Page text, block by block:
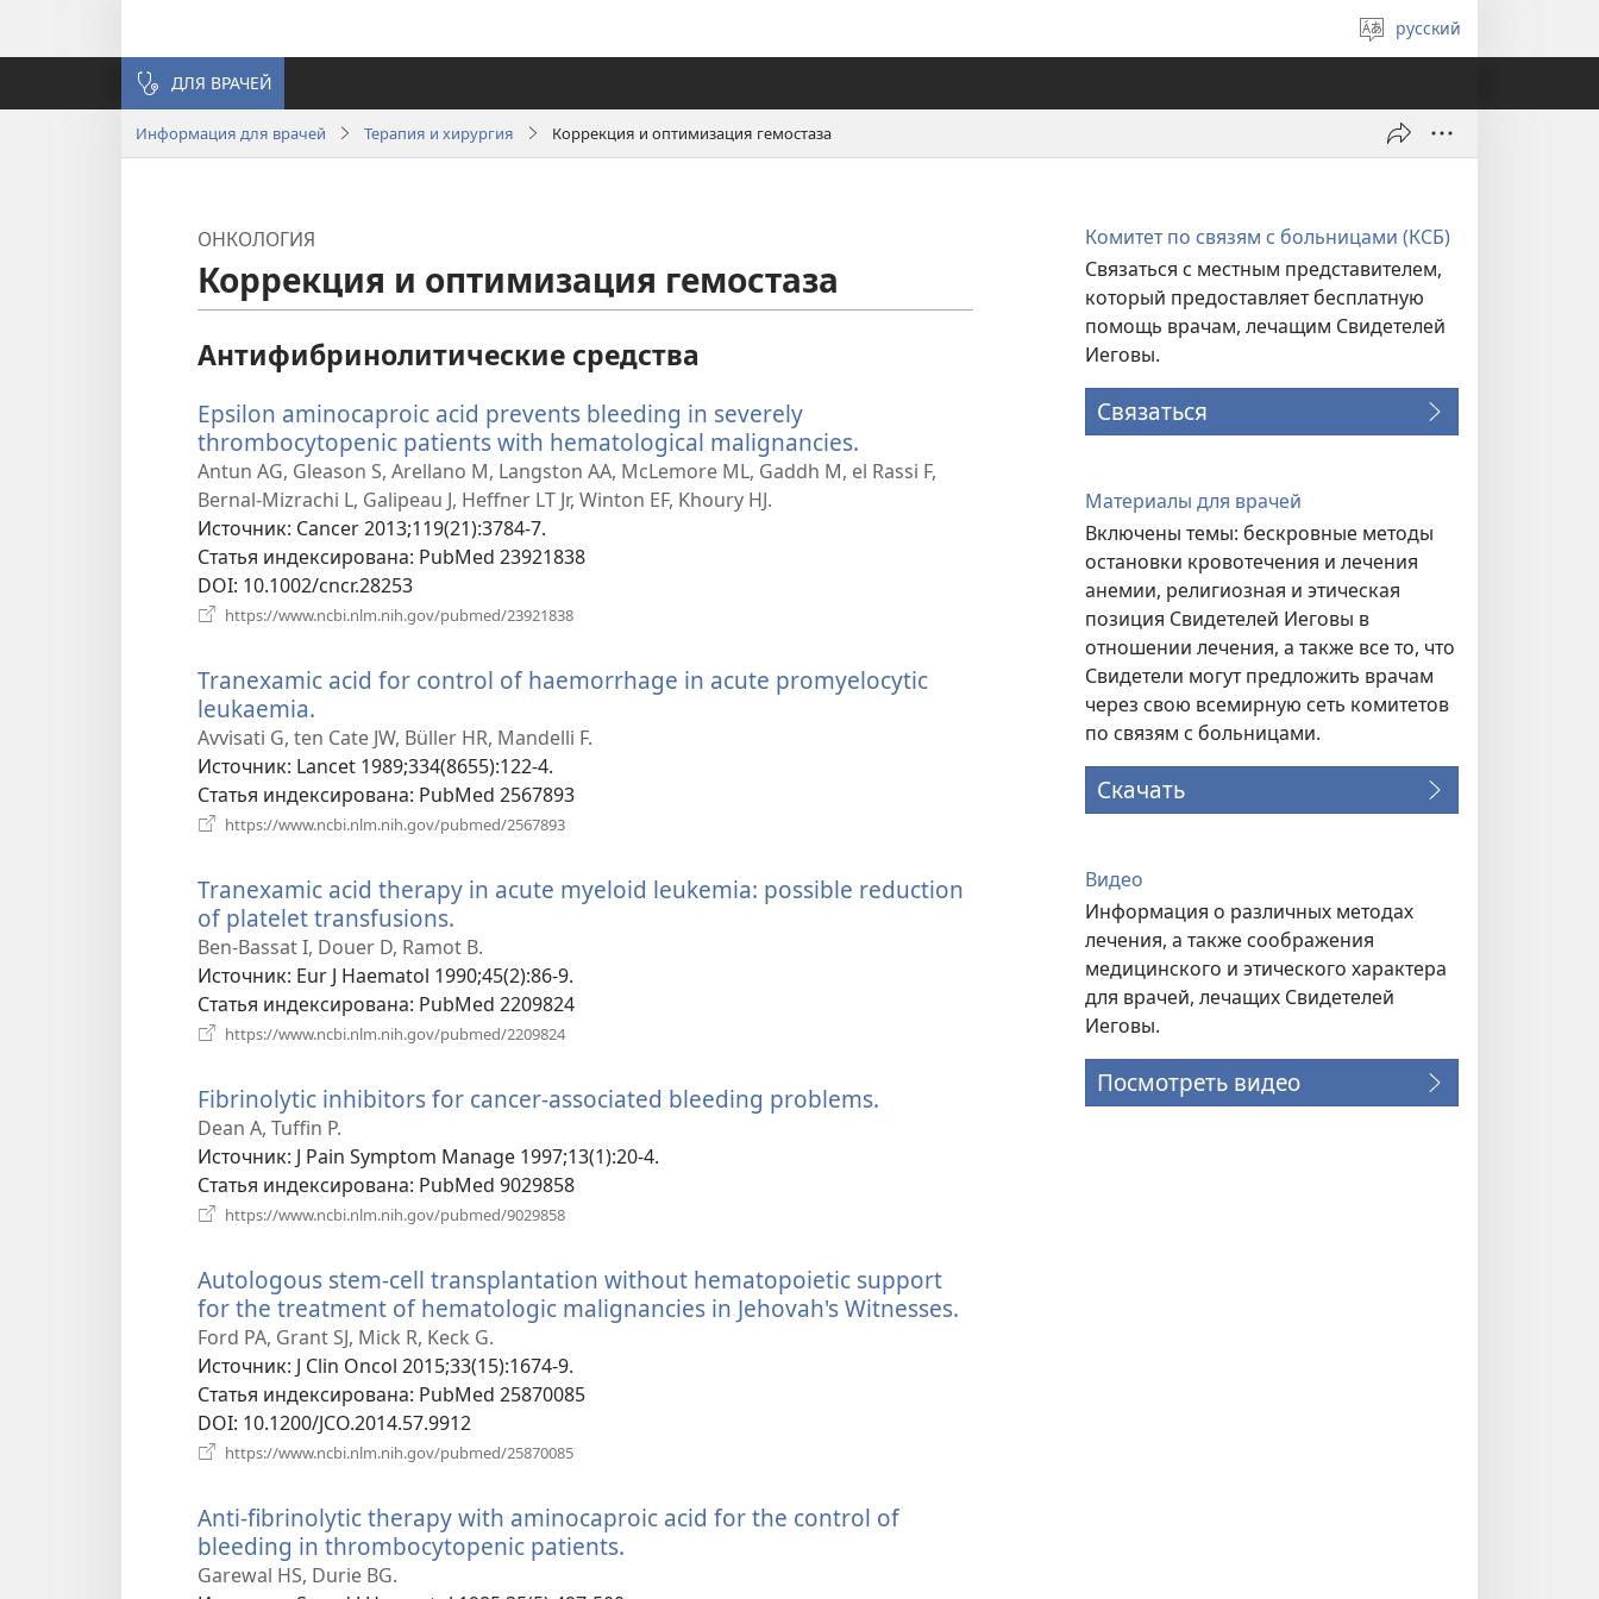
Выберите
язык
русский
ДЛЯ ВРАЧЕЙ
Информация для врачей Терапия и хирургия Коррекция и оптимизация гемостаза
ОНКОЛОГИЯ
Коррекция и оптимизация гемостаза
Антифибринолитические средства
Epsilon aminocaproic acid prevents bleeding in severely
thrombocytopenic patients with hematological malignancies.
в
Antun AG, Gleason S, Arellano M, Langston AA, McLemore ML, Gaddh M, el Rassi F,
Bernal-Mizrachi L, Galipeau J, Heffner LT Jr, Winton EF, Khoury HJ.
Источник‎: Cancer 2013;119(21):3784-7.
Статья индексирована‎: PubMed 23921838
DOI‎: 10.1002/cncr.28253
https://www.ncbi.nlm.nih.gov/pubmed/23921838
окне)
Tranexamic acid for control of haemorrhage in acute promyelocytic
leukaemia.
в
новом
окне)
Avvisati G, ten Cate JW, Büller HR, Mandelli F.
Источник‎: Lancet 1989;334(8655):122-4.
Статья индексирована‎: PubMed 2567893
https://www.ncbi.nlm.nih.gov/pubmed/2567893
окне)
Tranexamic acid therapy in acute myeloid leukemia: possible reduction
of platelet transfusions.
в
новом
окне)
Ben-Bassat I, Douer D, Ramot B.
Источник‎: Eur J Haematol 1990;45(2):86-9.
Статья индексирована‎: PubMed 2209824
https://www.ncbi.nlm.nih.gov/pubmed/2209824
окне)
Fibrinolytic inhibitors for cancer-associated bleeding problems.
Dean A, Tuffin P.
Источник‎: J Pain Symptom Manage 1997;13(1):20-4.
Статья индексирована‎: PubMed 9029858
https://www.ncbi.nlm.nih.gov/pubmed/9029858
окне)
Autologous stem-cell transplantation without hematopoietic support
for the treatment of hematologic malignancies in Jehovah's Witnesses.
Ford PA, Grant SJ, Mick R, Keck G.
Источник‎: J Clin Oncol 2015;33(15):1674-9.
Статья индексирована‎: PubMed 25870085
DOI‎: 10.1200/JCO.2014.57.9912
https://www.ncbi.nlm.nih.gov/pubmed/25870085
окне)
Anti-fibrinolytic therapy with aminocaproic acid for the control of
bleeding in thrombocytopenic patients.
Garewal HS, Durie BG.
Комитет по связям с больницами (КСБ)
Связаться с местным представителем,
который предоставляет бесплатную
помощь врачам, лечащим Свидетелей
Иеговы.
Связаться
Материалы для врачей
Включены темы: бескровные методы
остановки кровотечения и лечения
анемии, религиозная и этическая
позиция Свидетелей Иеговы в
отношении лечения, а также все то, что
Свидетели могут предложить врачам
через свою всемирную сеть комитетов
по связям с больницами.
Скачать
Видео
Информация о различных методах
лечения, а также соображения
медицинского и этического характера
для врачей, лечащих Свидетелей
Иеговы.
Посмотреть видео